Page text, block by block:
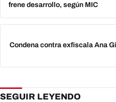
frene desarrollo, según MIC
Condena contra exfiscala Ana
SEGUIR LEYENDO